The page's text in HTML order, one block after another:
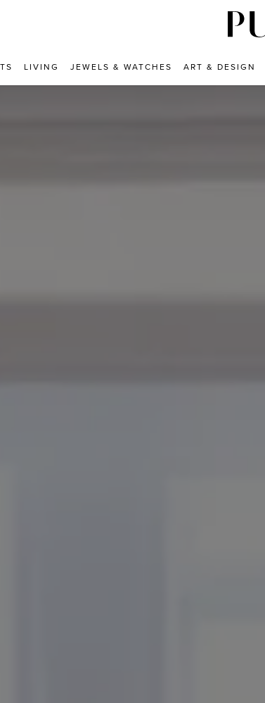
LIVING JEWELS & WATCHES ART & DESIGN